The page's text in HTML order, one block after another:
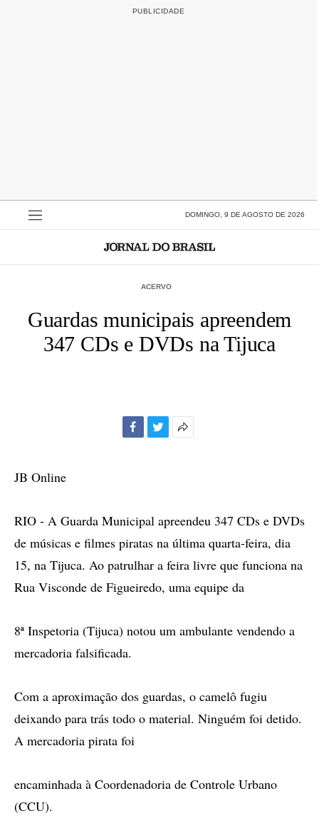
DOMINGO, 9 DE AGOSTO DE 2026
ACERVO
Guardas municipais apreendem
347 CDs e DVDs na Tijuca
JB Online
RIO - A Guarda Municipal apreendeu 347 CDs e DVDs
de músicas e filmes piratas na última quarta-feira, dia
15, na Tijuca. Ao patrulhar a feira livre que funciona na
Rua Visconde de Figueiredo, uma equipe da
8ª Inspetoria (Tijuca) notou um ambulante vendendo a
mercadoria falsificada.
Com a aproximação dos guardas, o camelô fugiu
deixando para trás todo o material. Ninguém foi detido.
A mercadoria pirata foi
encaminhada à Coordenadoria de Controle Urbano
(CCU).